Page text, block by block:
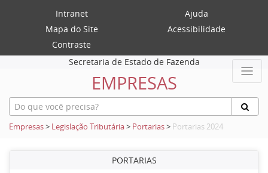
Intranet
Ajuda
Mapa do Site
Acessibilidade
Contraste
Secretaria de Estado de Fazenda
EMPRESAS
Empresas> Legislação Tributária> Portarias> Portarias 2024
PORTARIAS